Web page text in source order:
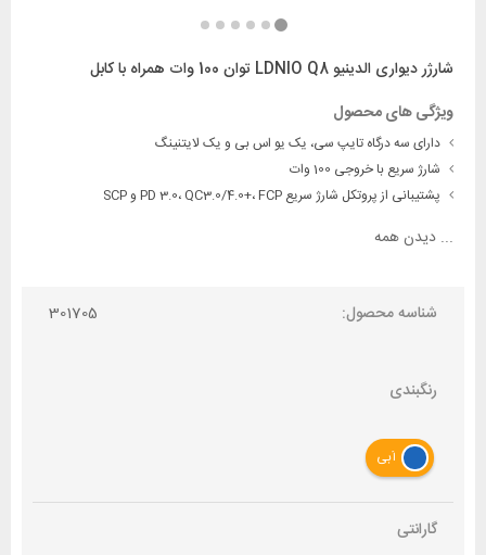
شارژر دیواری الدینیو LDNIO Q8 توان 100 وات همراه با کابل
ویژگی های محصول
دارای سه درگاه تایپ سی، یک یو اس بی و یک لایتنینگ
شارژ سریع با خروجی 100 وات
پشتیبانی از پروتکل‌ شارژ سریع PD 3.0، QC3.0/4.0+، FCP و SCP
... دیدن همه
شناسه محصول: 301705
رنگبندی
آبی
گارانتی